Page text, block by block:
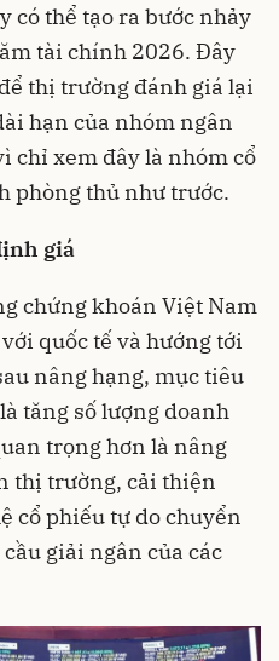
có thể tạo ra bước nhảy
tài chính 2026. Đây
thị trường đánh giá lại
hạn của nhóm ngân
chỉ xem đây là nhóm cổ
phòng thủ như trước.
giá
chứng khoán Việt Nam
quốc tế và hướng tới
nâng hạng, mục tiêu
tăng số lượng doanh
trọng hơn là nâng
thị trường, cải thiện
cổ phiếu tự do chuyển
giải ngân của các